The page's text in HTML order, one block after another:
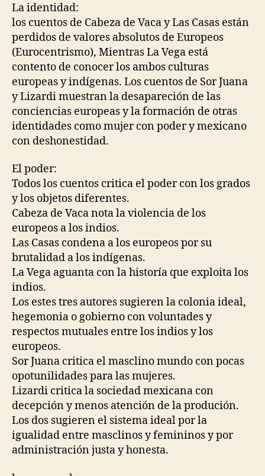
La identidad:
los cuentos de Cabeza de Vaca y Las Casas están
perdidos de valores absolutos de Europeos
(Eurocentrismo), Mientras La Vega está
contento de conocer los ambos culturas
europeas y indígenas. Los cuentos de Sor Juana
y Lizardi muestran la desapareción de las
conciencias europeas y la formación de otras
identidades como mujer con poder y mexicano
con deshonestidad.
El poder:
Todos los cuentos critica el poder con los grados
y los objetos diferentes.
Cabeza de Vaca nota la violencia de los
europeos a los indios.
Las Casas condena a los europeos por su
brutalidad a los indígenas.
La Vega aguanta con la historía que exploita los
indios.
Los estes tres autores sugieren la colonia ideal,
hegemonia o gobierno con voluntades y
respectos mutuales entre los indios y los
europeos.
Sor Juana critica el masclino mundo con pocas
opotunilidades para las mujeres.
Lizardi critica la sociedad mexicana con
decepción y menos atención de la produción.
Los dos sugieren el sistema ideal por la
igualidad entre masclinos y femininos y por
administración justa y honesta.